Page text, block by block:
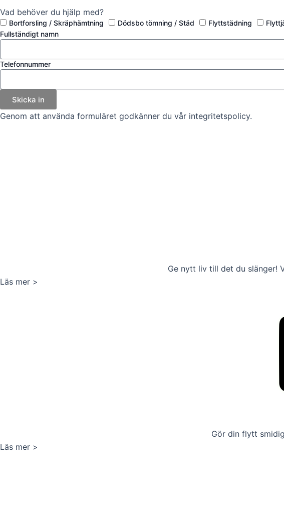
Vad behöver du hjälp med?
Bortforsling / Skräphämtning Dödsbo tömning / Städ Flyttstädning
Fullständigt namn
Telefonnummer
Skicka in
Genom att använda formuläret godkänner du vår integritetspolicy.
Ge nytt liv till det du slänger!
Läs mer >
Gör din flytt
Läs mer >